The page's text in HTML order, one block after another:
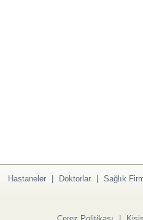
Hastaneler | Doktorlar | Sağlık